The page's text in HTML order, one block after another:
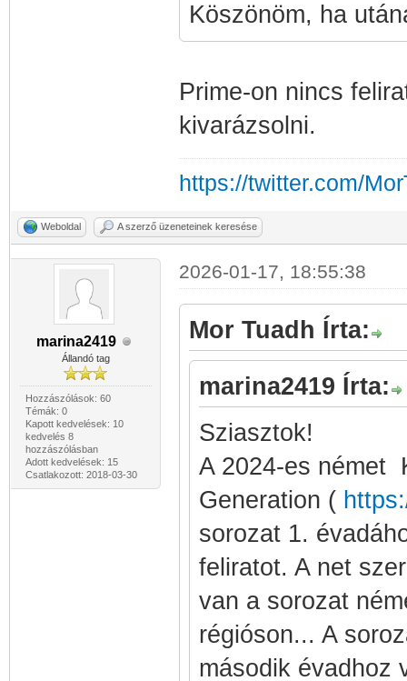
Köszönöm, ha
Prime-on nincs
kivarázsolni.
https://twitter.com/
Weboldal A szerző üzeneteinek keresése
marina2419
Állandó tag
Hozzászólások: 60
Témák: 0
Kapott kedvelések: 10
kedvelés 8
hozzászólásban
Adott kedvelések: 15
Csatlakozott: 2018-03-30
2026-01-17, 18:55:38
Mor Tuadh Írta:
marina2419 Írta:
Sziasztok!
A 2024-es német
Generation (
sorozat 1.
feliratot. A net
van a sorozat
régióson... A
második évadhoz